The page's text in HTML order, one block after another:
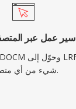
سير عمل عبر
شيء من أي متصفح.